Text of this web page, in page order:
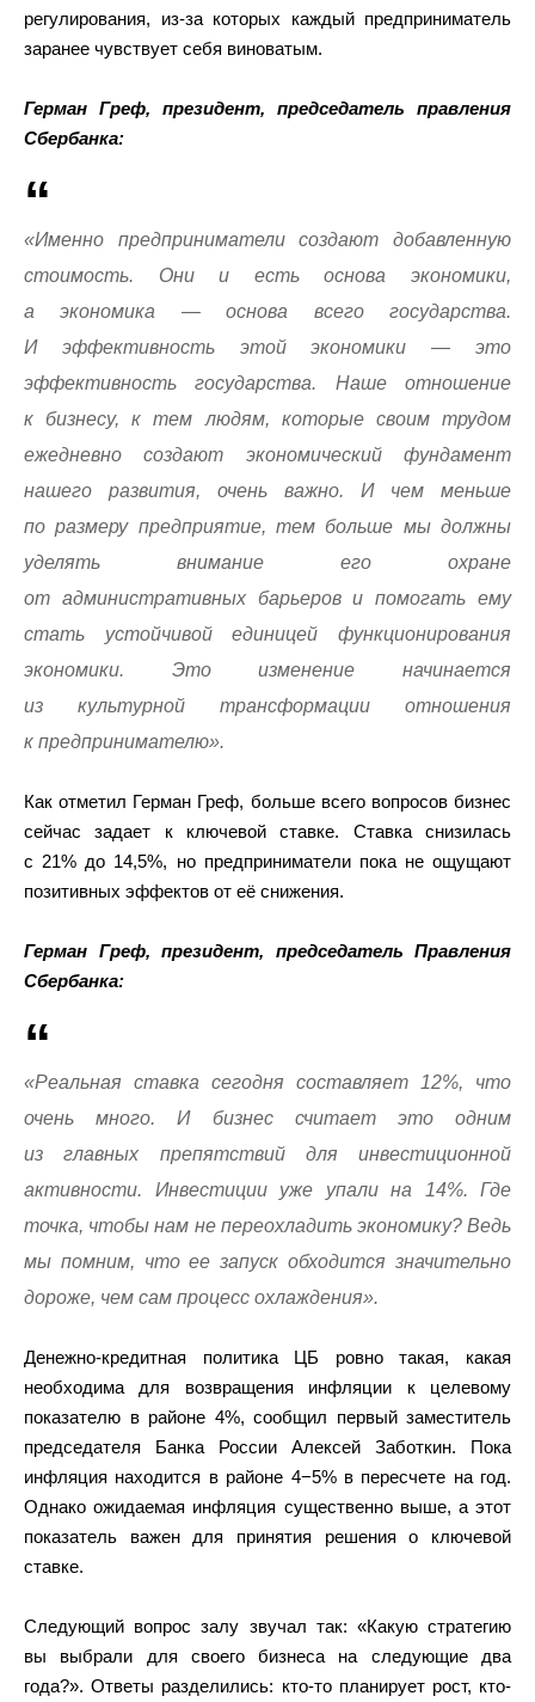
регулирования, из-за которых каждый предприниматель
заранее чувствует себя виноватым.
Герман Греф, президент, председатель правления
Сбербанка:
«Именно предприниматели создают добавленную
стоимость. Они и есть основа экономики,
а экономика — основа всего государства.
И эффективность этой экономики — это
эффективность государства. Наше отношение
к бизнесу, к тем людям, которые своим трудом
ежедневно создают экономический фундамент
нашего развития, очень важно. И чем меньше
по размеру предприятие, тем больше мы должны
уделять внимание его охране
от административных барьеров и помогать ему
стать устойчивой единицей функционирования
экономики. Это изменение начинается
из культурной трансформации отношения
к предпринимателю».
Как отметил Герман Греф, больше всего вопросов бизнес
сейчас задает к ключевой ставке. Ставка снизилась
с 21% до 14,5%, но предприниматели пока не ощущают
позитивных эффектов от её снижения.
Герман Греф, президент, председатель Правления
Сбербанка:
«Реальная ставка сегодня составляет 12%, что
очень много. И бизнес считает это одним
из главных препятствий для инвестиционной
активности. Инвестиции уже упали на 14%. Где
точка, чтобы нам не переохладить экономику? Ведь
мы помним, что ее запуск обходится значительно
дороже, чем сам процесс охлаждения».
Денежно-кредитная политика ЦБ ровно такая, какая
необходима для возвращения инфляции к целевому
показателю в районе 4%, сообщил первый заместитель
председателя Банка России Алексей Заботкин. Пока
инфляция находится в районе 4−5% в пересчете на год.
Однако ожидаемая инфляция существенно выше, а этот
показатель важен для принятия решения о ключевой
ставке.
Следующий вопрос залу звучал так: «Какую стратегию
вы выбрали для своего бизнеса на следующие два
года?». Ответы разделились: кто-то планирует рост, кто-